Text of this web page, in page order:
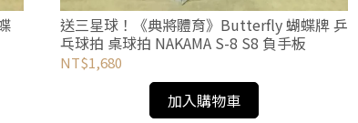
送三星球！《典將體育》Butterfly 蝴蝶牌 乒
乓球拍 桌球拍 NAKAMA S-8 S8 負手板
NT$1,680
加入購物車